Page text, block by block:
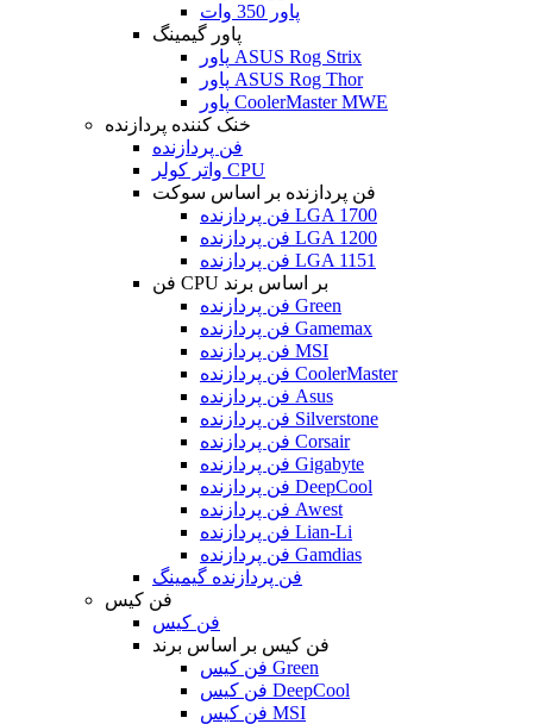
پاور 350 وات
پاور گیمینگ
پاور ASUS Rog Strix
پاور ASUS Rog Thor
پاور CoolerMaster MWE
خنک کننده پردازنده
فن پردازنده
واتر کولر CPU
فن پردازنده بر اساس سوکت
فن پردازنده LGA 1700
فن پردازنده LGA 1200
فن پردازنده LGA 1151
فن CPU بر اساس برند
فن پردازنده Green
فن پردازنده Gamemax
فن پردازنده MSI
فن پردازنده CoolerMaster
فن پردازنده Asus
فن پردازنده Silverstone
فن پردازنده Corsair
فن پردازنده Gigabyte
فن پردازنده DeepCool
فن پردازنده Awest
فن پردازنده Lian-Li
فن پردازنده Gamdias
فن پردازنده گیمینگ
فن کیس
فن کیس
فن کیس بر اساس برند
فن کیس Green
فن کیس DeepCool
فن کیس MSI